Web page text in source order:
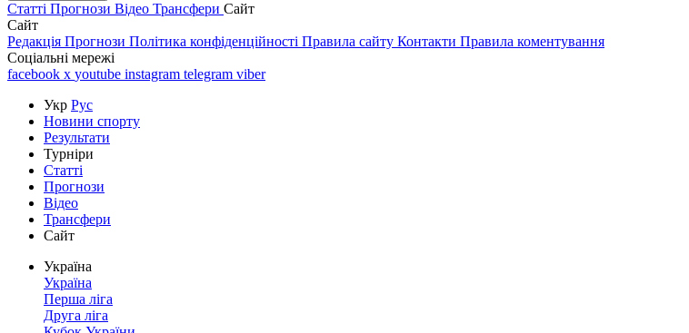
Статті Прогнози Відео Трансфери Сайт
Сайт
Редакція Прогнози Політика конфіденційності Правила сайту Контакти Правила коментування
Соціальні мережі
facebook x youtube instagram telegram viber
Укр Рус
Новини спорту
Результати
Турніри
Статті
Прогнози
Відео
Трансфери
Сайт
Україна
Україна
Перша ліга
Друга ліга